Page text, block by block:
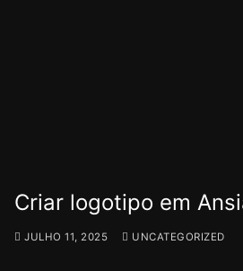
Criar logotipo em
JULHO 11, 2025 UNCATEGORIZED